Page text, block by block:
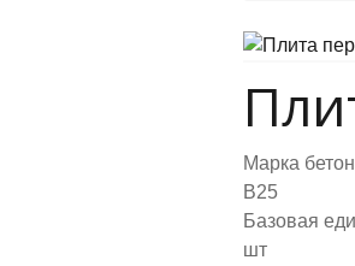
Марка
B25
Базовая
шт